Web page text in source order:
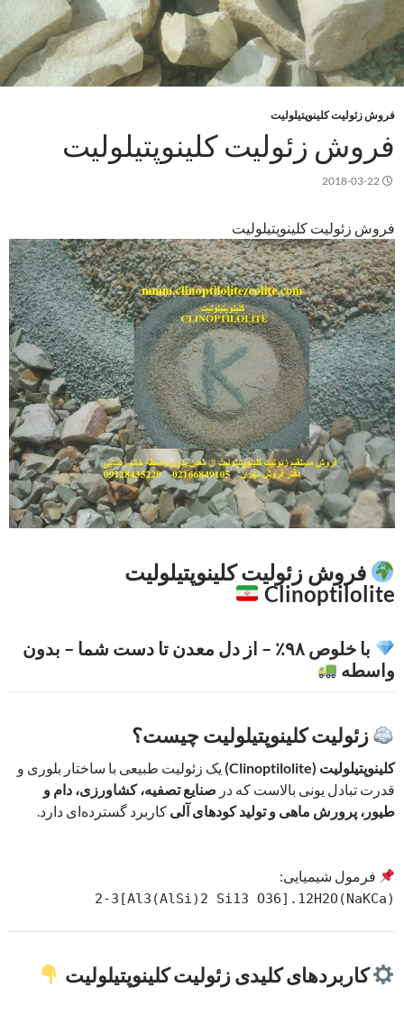
فروش زئولیت کلینوپتیلولیت
فروش زئولیت کلینوپتیلولیت
2018-03-22
فروش زئولیت کلینوپتیلولیت
فروش زئولیت کلینوپتیلولیت
Clinoptilolite
با خلوص ۹۸٪ – از دل معدن تا دست شما – بدون
واسطه
زئولیت کلینوپتیلولیت چیست؟
کلینوپتیلولیت (Clinoptilolite)
یک زئولیت طبیعی با ساختار بلوری و
قدرت تبادل یونی بالاست که در صنایع تصفیه، کشاورزی، دام و
طیور، پرورش ماهی و تولید کودهای آلی کاربرد گسترده‌ای دارد.
فرمول شیمیایی:
(NaKCa)2-3[Al3(AlSi)2 Si13 O36].12H2O
کاربردهای کلیدی زئولیت کلینوپتیلولیت